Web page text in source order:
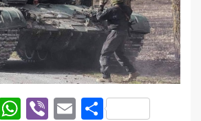
WhatsApp
ViberEmail